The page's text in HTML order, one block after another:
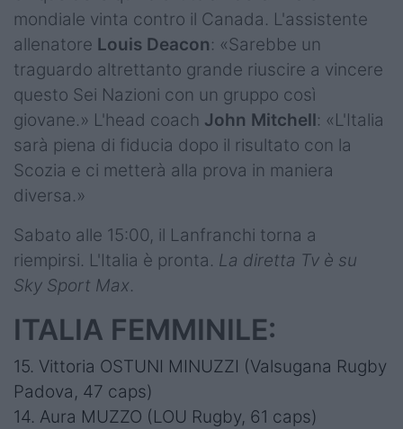
mondiale vinta contro il Canada. L'assistente
allenatore Louis Deacon: «Sarebbe un
traguardo altrettanto grande riuscire a vincere
questo Sei Nazioni con un gruppo così
giovane.» L'head coach John Mitchell: «L'Italia
sarà piena di fiducia dopo il risultato con la
Scozia e ci metterà alla prova in maniera
diversa.»
Sabato alle 15:00, il Lanfranchi torna a
riempirsi. L'Italia è pronta. La diretta Tv è su
Sky Sport Max.
ITALIA FEMMINILE:
15. Vittoria OSTUNI MINUZZI (Valsugana Rugby
Padova, 47 caps)
14. Aura MUZZO (LOU Rugby, 61 caps)